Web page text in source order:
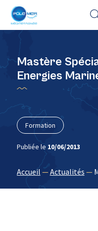
Mastère
Energies
Formation
Publiée le 10/06/2013
Accueil —Actualités —
Panneau de gestion des